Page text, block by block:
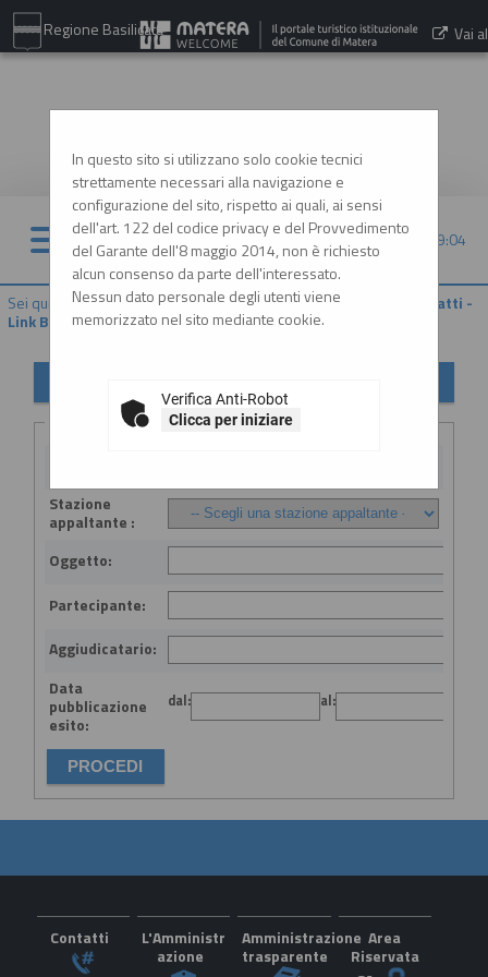
Regione Basilicata Vai al
06/08/2026 09:04
Sei qui: Home»Procedure d'appalto e contratti»Riepilogo contratti -
Link BDNCP
In questo sito si utilizzano solo cookie tecnici
strettamente necessari alla navigazione e
configurazione del sito, rispetto ai quali, ai sensi
dell'art. 122 del codice privacy e del Provvedimento
del Garante dell'8 maggio 2014, non è richiesto
alcun consenso da parte dell'interessato.
Nessun dato personale degli utenti viene
memorizzato nel sito mediante cookie.
Verifica Anti-Robot
Clicca per iniziare
Criteri di ricerca
Stazione
appaltante :
Oggetto:
Partecipante:
Aggiudicatario:
Data
pubblicazione
esito:
dal: al:
Contatti
L'Amministr
azione
Amministrazione
trasparente
Area
Riservata